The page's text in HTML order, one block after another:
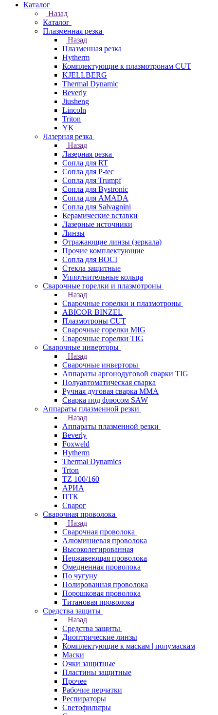
Каталог
Назад
Каталог
Плазменная резка
Назад
Плазменная резка
Hytherm
Комплектующие к плазмотронам CUT
KJELLBERG
Thermal Dynamic
Beverly
Jiusheng
Lincoln
Triton
YK
Лазерная резка
Назад
Лазерная резка
Сопла для RT
Сопла для P-tec
Сопла для Trumpf
Сопла для Bystronic
Сопла для AMADA
Сопла для Salvagnini
Керамические вставки
Лазерные источники
Линзы
Отражающие линзы (зеркала)
Прочие комплектующие
Сопла для BOCI
Стекла защитные
Уплотнительные кольца
Сварочные горелки и плазмотроны
Назад
Сварочные горелки и плазмотроны
ABICOR BINZEL
Плазмотроны CUT
Сварочные горелки MIG
Сварочные горелки TIG
Сварочные инверторы
Назад
Сварочные инверторы
Аппараты аргонодуговой сварки TIG
Полуавтоматическая сварка
Ручная дуговая сварка MMA
Сварка под флюсом SAW
Аппараты плазменной резки
Назад
Аппараты плазменной резки
Beverly
Foxweld
Hytherm
Thermal Dynamics
Trton
TZ 100/160
АРИА
ПТК
Сварог
Сварочная проволока
Назад
Сварочная проволока
Алюминиевая проволока
Высоколегированная
Нержавеющая проволока
Омедненная проволока
По чугуну
Полированная проволока
Порошковая проволока
Титановая проволока
Средства защиты
Назад
Средства защиты
Диоптрические линзы
Комплектующие к маскам | полумаскам
Маски
Очки защитные
Пластины защитные
Прочее
Рабочие перчатки
Респираторы
Светофильтры